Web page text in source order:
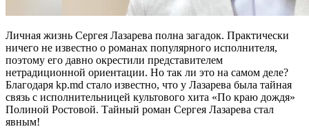
Личная жизнь Сергея Лазарева полна загадок. Практически
ничего не известно о романах популярного исполнителя,
поэтому его давно окрестили представителем
нетрадиционной ориентации. Но так ли это на самом деле?
Благодаря kp.md стало известно, что у Лазарева была тайная
связь с исполнительницей культового хита «По краю дождя»
Полиной Ростовой. Тайный роман Сергея Лазарева стал
явным!